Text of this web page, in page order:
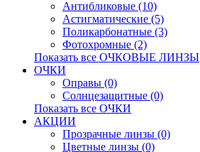
Антибликовые (10)
Астигматические (5)
Поликарбонатные (3)
Фотохромные (2)
Показать все ОЧКОВЫЕ ЛИНЗЫ
ОЧКИ
Оправы (0)
Солнцезащитные (0)
Показать все ОЧКИ
АКЦИИ
Прозрачные линзы (0)
Цветные линзы (0)